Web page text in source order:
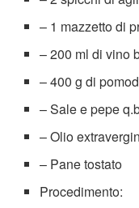
– 1 mazzetto di
– 200 ml di vino
– 400 g di
– Sale e pepe
– Olio
– Pane tostato
Procedimento: